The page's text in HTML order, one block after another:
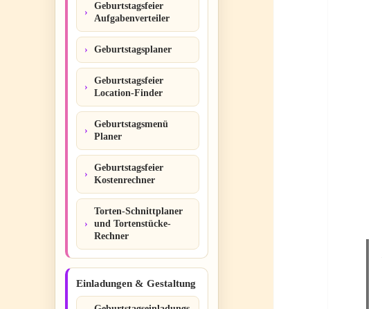
Geburtstagsfeier
Aufgabenverteiler
Geburtstagsplaner
Geburtstagsfeier
Location-Finder
Geburtstagsmenü
Planer
Geburtstagsfeier
Kostenrechner
Torten-Schnittplaner
und Tortenstücke-
Rechner
Einladungen & Gestaltung